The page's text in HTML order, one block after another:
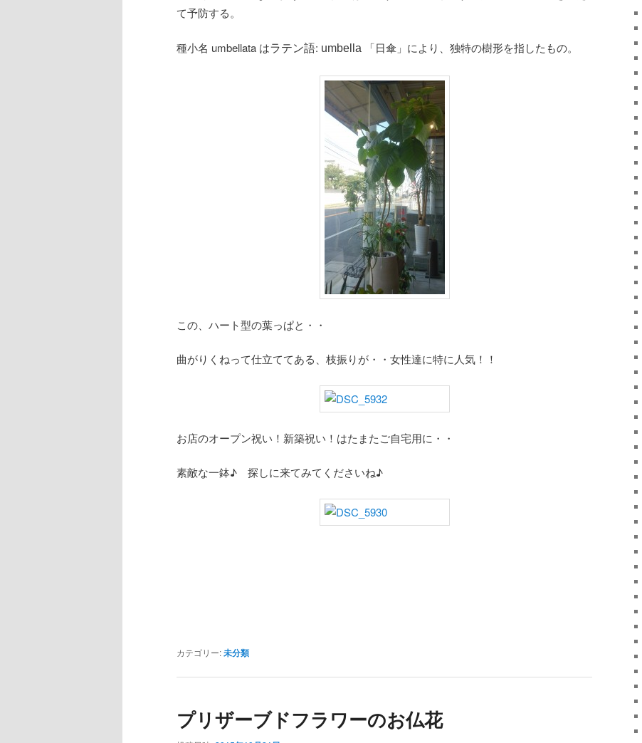
て予防する。
種小名 umbellata はラテン語: umbella 「日傘」により、独特の樹形を指したもの。
この、ハート型の葉っぱと・・
曲がりくねって仕立ててある、枝振りが・・女性達に特に人気！！
お店のオープン祝い！新築祝い！はたまたご自宅用に・・
素敵な一鉢♪ 探しに来てみてくださいね♪
カテゴリー:未分類
プリザーブドフラワーのお仏花